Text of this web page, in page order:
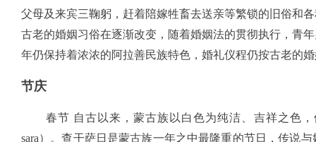
父母及来宾三鞠躬，赶着陪嫁牲畜去送亲等繁锁的旧俗和
古老的婚姻习俗在逐渐改变，随着婚姻法的贯彻执行，青
年仍保持着浓浓的阿拉善民族特色，婚礼仪程仍按古老的
节庆
春节 自古以来，蒙古族以白色为纯洁、吉祥之色，
sara）。查干萨日是蒙古族一年之中最隆重的节日，传说